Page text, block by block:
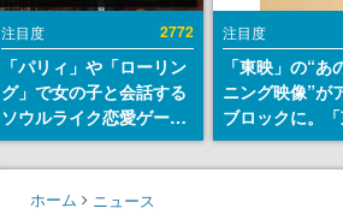
注目度 2772
「パリィ」や「ローリン
グ」で女の子と会話する
ソウルライク恋愛ゲーム
『小早川さんはソウルラ
イク』無料公開。返事に
失敗すると「YOU
注目度
「東映」の“あ
ニング映像”が
ブロックに。
トリカル グッ
ョン」が8月下
ホーム ニュース